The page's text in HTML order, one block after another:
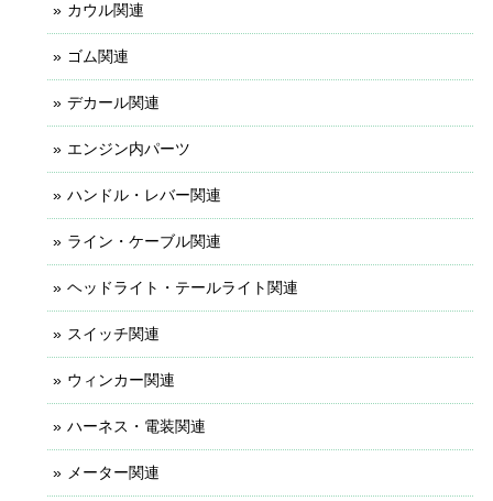
カウル関連
ゴム関連
デカール関連
エンジン内パーツ
ハンドル・レバー関連
ライン・ケーブル関連
ヘッドライト・テールライト関連
スイッチ関連
ウィンカー関連
ハーネス・電装関連
メーター関連